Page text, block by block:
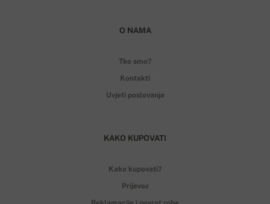
O NAMA
Tko smo?
Kontakti
Uvjeti poslovanja
KAKO KUPOVATI
Kako kupovati?
Prijevoz